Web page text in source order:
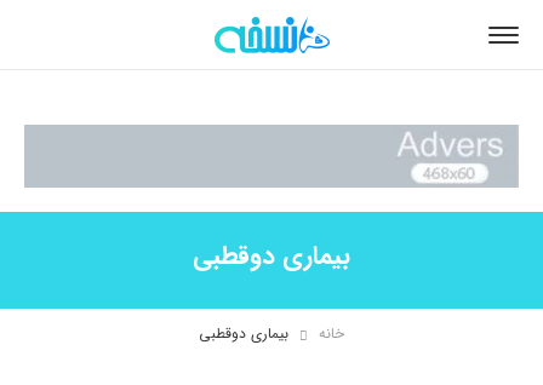
بیماری دوقطبی
خانه بیماری دوقطبی